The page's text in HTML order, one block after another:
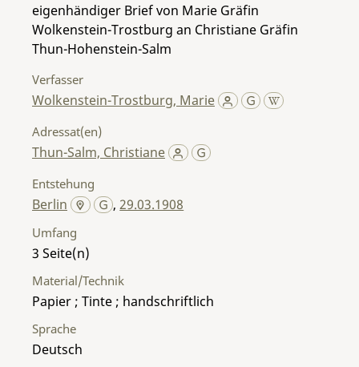
eigenhändiger Brief von Marie Gräfin
Wolkenstein-Trostburg an Christiane Gräfin
Thun-Hohenstein-Salm
Verfasser
Wolkenstein-Trostburg, Marie
Adressat(en)
Thun-Salm, Christiane
Entstehung
Berlin ,29.03.1908
Umfang
3
Material/Technik
Papier ; Tinte ; handschriftlich
Sprache
Deutsch